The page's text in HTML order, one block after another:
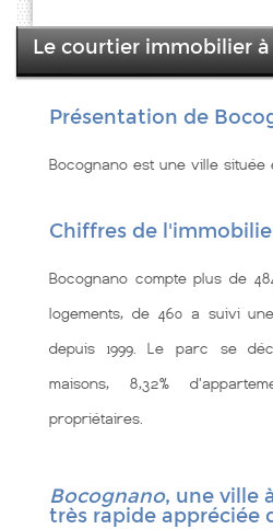
Le courtier immobilier
Présentation de
Bocognano est une ville située
Chiffres de
Bocognano compte plus de
logements, de 460 a suivi
depuis 1999. Le parc se
maisons, 8,32%
propriétaires.
Bocognano, une ville
très rapide appréciée